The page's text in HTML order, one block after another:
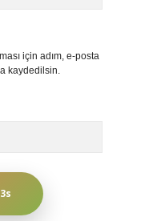
için adım, e-posta
kaydedilsin.